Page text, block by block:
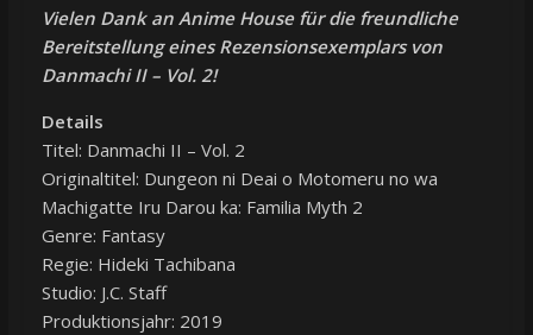
Vielen Dank an Anime House für die freundliche
Bereitstellung eines Rezensionsexemplars von
Danmachi II – Vol. 2!
Details
Titel: Danmachi II – Vol. 2
Originaltitel: Dungeon ni Deai o Motomeru no wa
Machigatte Iru Darou ka: Familia Myth 2
Genre: Fantasy
Regie: Hideki Tachibana
Studio: J.C. Staff
Produktionsjahr: 2019